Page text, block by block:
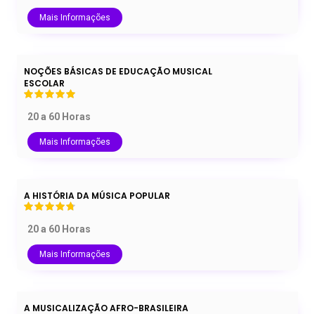
Mais Informações
NOÇÕES BÁSICAS DE EDUCAÇÃO MUSICAL
ESCOLAR
20 a 60 Horas
Mais Informações
A HISTÓRIA DA MÚSICA POPULAR
20 a 60 Horas
Mais Informações
A MUSICALIZAÇÃO AFRO-BRASILEIRA